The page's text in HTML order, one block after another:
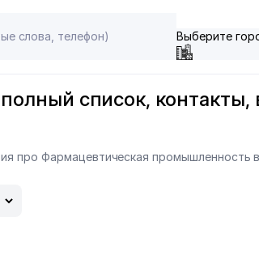
Выберите
список, контакты,
про Фармацевтическая промышленность